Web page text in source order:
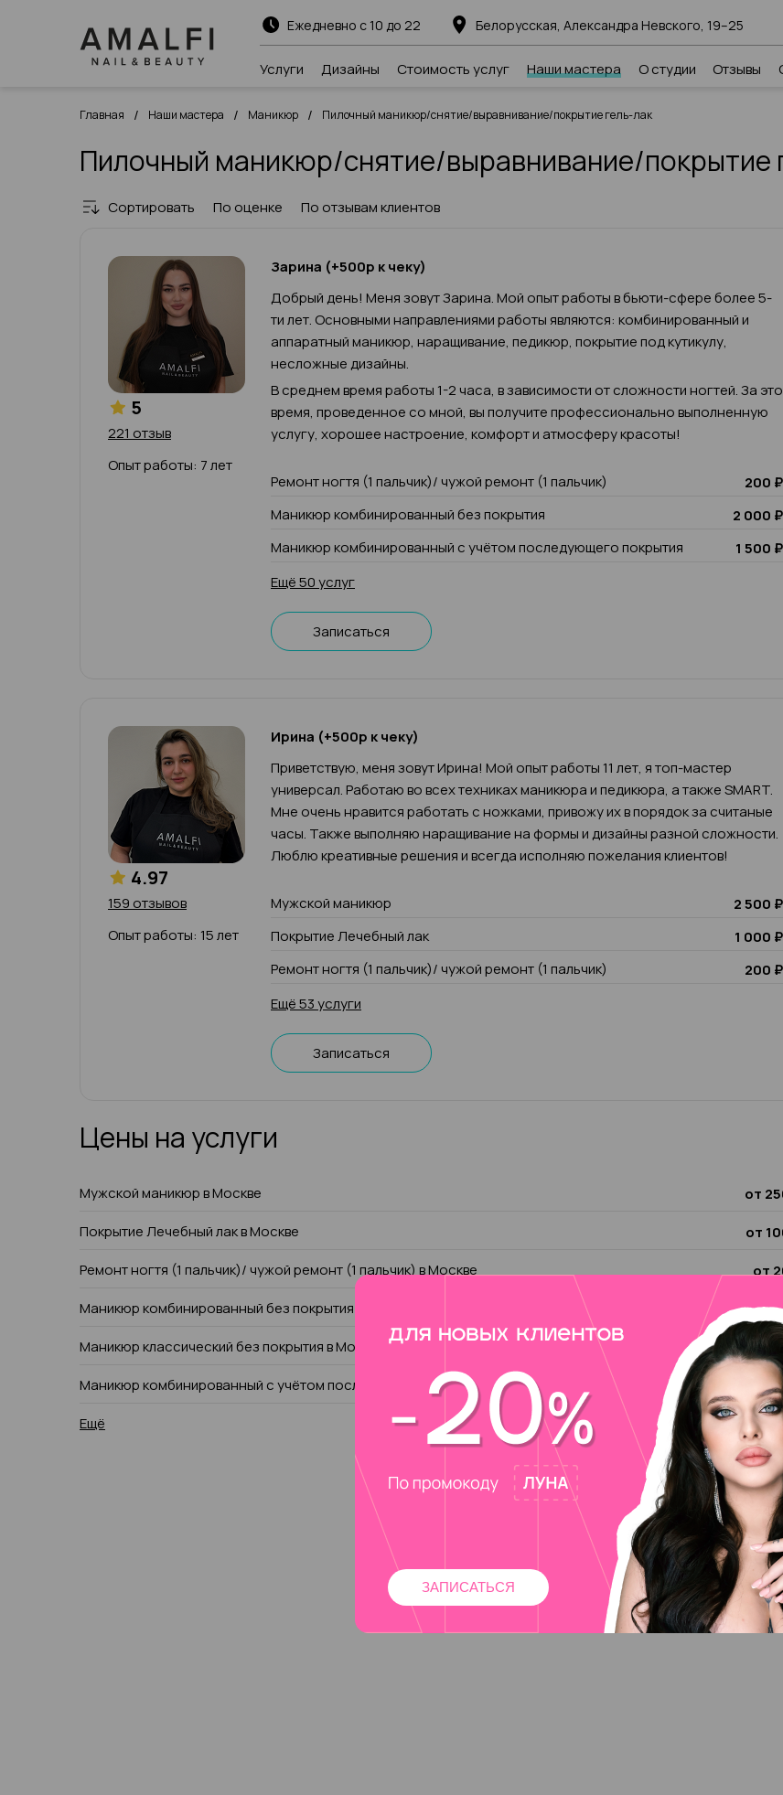
Ежедневно с 10 до 22 Белорусская, Александра Невского, 19–25
Услуги Дизайны Стоимость услуг Наши мастера О студии Отзывы
Главная / Наши мастера / Маникюр / Пилочный маникюр/снятие/выравнивание/покрытие гель-лак
Пилочный маникюр/снятие/выравнивание/покрытие
Сортировать По оценке По отзывам клиентов
5
221 отзыв
Опыт работы: 7 лет
Зарина (+500р к чеку)
Добрый день! Меня зовут Зарина. Мой опыт работы в бьюти-сфере более 5-
ти лет. Основными направлениями работы являются: комбинированный и
аппаратный маникюр, наращивание, педикюр, покрытие под кутикулу,
несложные дизайны.
В среднем время работы 1-2 часа, в зависимости от сложности ногтей. За это
время, проведенное со мной, вы получите профессионально выполненную
услугу, хорошее настроение, комфорт и атмосферу красоты!
Ремонт ногтя (1 пальчик)/ чужой ремонт (1 пальчик)
200 ₽
Маникюр комбинированный без покрытия
2 000 ₽
Маникюр комбинированный с учётом последующего покрытия
1 500 ₽
Ещё 50 услуг
Записаться
4.97
159 отзывов
Опыт работы: 15 лет
Ирина (+500р к чеку)
Приветствую, меня зовут Ирина! Мой опыт работы 11 лет, я топ-мастер
универсал. Работаю во всех техниках маникюра и педикюра, а также SMART.
Мне очень нравится работать с ножками, привожу их в порядок за считаные
часы. Также выполняю наращивание на формы и дизайны разной сложности.
Люблю креативные решения и всегда исполняю пожелания клиентов!
Мужской маникюр
2 500 ₽
Покрытие Лечебный лак
1 000 ₽
Ремонт ногтя (1 пальчик)/ чужой ремонт (1 пальчик)
200 ₽
Ещё 53 услуги
Записаться
Цены на услуги
Мужской маникюр в Москве
от
Покрытие Лечебный лак в Москве
от
Ремонт ногтя (1 пальчик)/ чужой ремонт (1 пальчик) в Москве
от
Маникюр комбинированный без покрытия в Москве
от
Маникюр классический без покрытия в Москве
от
Маникюр комбинированный с учётом последующего покрытия в Москве
от
Ещё
ЗАПИСАТЬСЯ